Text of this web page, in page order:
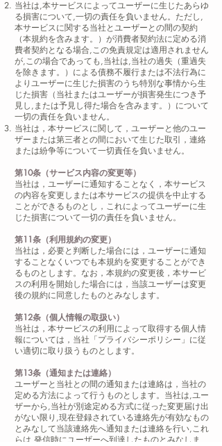
当社は,本サービスによってユーザーに生じたあらゆ
る損害について,一切の責任を負いません。ただし,
本サービスに関する当社とユーザーとの間の契約
（本規約を含みます。）が消費者契約法に定める消
費者契約となる場合,この免責規定は適用されません
が,この場合であっても,当社は,当社の過失（重過失
を除きます。）による債務不履行または不法行為に
よりユーザーに生じた損害のうち特別な事情から生
じた損害（当社またはユーザーが損害発生につき予
見し,または予見し得た場合を含みます。）について
一切の責任を負いません。
当社は，本サービスに関して，ユーザーと他のユー
ザーまたは第三者との間において生じた取引，連絡
または紛争等について一切責任を負いません。
第10条（サービス内容の変更等）
当社は，ユーザーに通知することなく，本サービス
の内容を変更しまたは本サービスの提供を中止する
ことができるものとし，これによってユーザーに生
じた損害について一切の責任を負いません。
第11条（利用規約の変更）
当社は，必要と判断した場合には，ユーザーに通知
することなくいつでも本規約を変更することができ
るものとします。なお，本規約の変更後，本サービ
スの利用を開始した場合には，当該ユーザーは変更
後の規約に同意したものとみなします。
第12条（個人情報の取扱い）
当社は，本サービスの利用によって取得する個人情
報については，当社「プライバシーポリシー」に従
い適切に取り扱うものとします。
第13条（通知または連絡）
ユーザーと当社との間の通知または連絡は，当社の
定める方法によって行うものとします。当社は,ユー
ザーから,当社が別途定める方式に従った変更届け出
がない限り,現在登録されている連絡先が有効なもの
とみなして当該連絡先へ通知または連絡を行い,これ
らは,発信時にユーザーへ到達したものとみなしま